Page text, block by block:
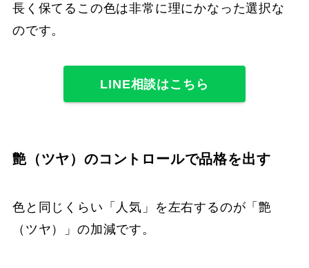
長く保てるこの色は非常に理にかなった選択な
のです。
LINE相談はこちら
艶（ツヤ）のコントロールで品格を出す
色と同じくらい「人気」を左右するのが「艶
（ツヤ）」の加減です。